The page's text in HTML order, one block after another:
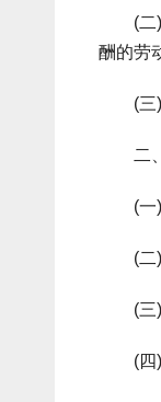
(二)用
酬的劳
(三)劳
二、
(一)工
(二)用
(三)劳
(四)